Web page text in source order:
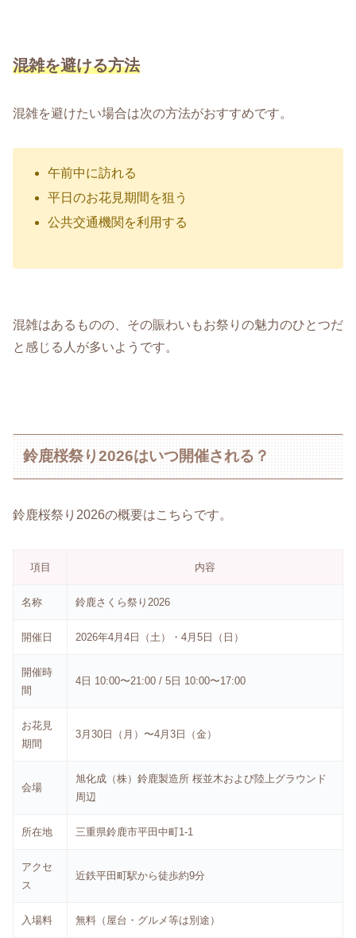
混雑を避ける方法
混雑を避けたい場合は次の方法がおすすめです。
午前中に訪れる
平日のお花見期間を狙う
公共交通機関を利用する
混雑はあるものの、その賑わいもお祭りの魅力のひとつだ
と感じる人が多いようです。
鈴鹿桜祭り2026はいつ開催される？
鈴鹿桜祭り2026の概要はこちらです。
項目 内容
名称 鈴鹿さくら祭り2026
開催日 2026年4月4日（土）・4月5日（日）
開催時
間
4日 10:00〜21:00 / 5日 10:00〜17:00
お花見
期間
3月30日（月）〜4月3日（金）
会場
旭化成（株）鈴鹿製造所 桜並木および陸上グラウンド
周辺
所在地 三重県鈴鹿市平田中町1-1
アクセ
ス
近鉄平田町駅から徒歩約9分
入場料 無料（屋台・グルメ等は別途）